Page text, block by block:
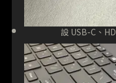
設 USB-C、